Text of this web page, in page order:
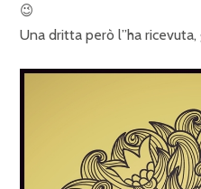
😉
Una dritta però l”ha ricevuta,